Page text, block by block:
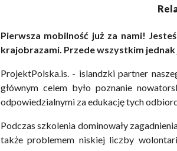
Pierwsza mobilność już za nami!
krajobrazami. Przede wszystkim
ProjektPolska.is. - islandzki partner
głównym celem było poznanie
odpowiedzialnymi za edukację tych
Podczas szkolenia dominowały
także problemem niskiej liczby